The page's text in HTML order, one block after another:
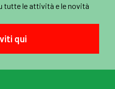
tutte le attività e le novità
qui